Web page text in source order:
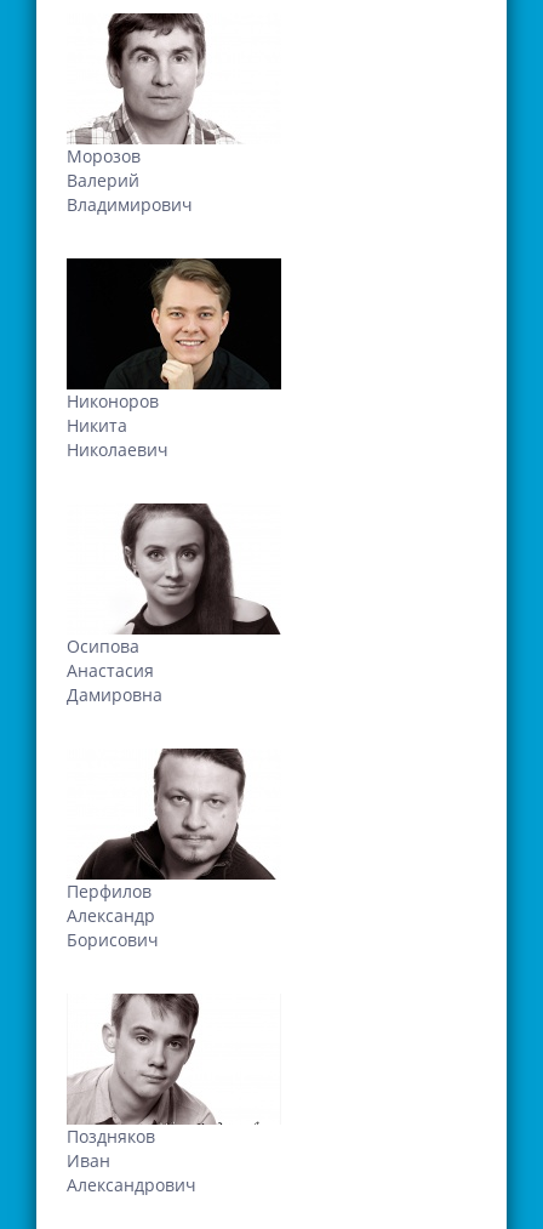
Морозов
Валерий
Владимирович
Никоноров
Никита
Николаевич
Осипова
Анастасия
Дамировна
Перфилов
Александр
Борисович
Поздняков
Иван
Александрович